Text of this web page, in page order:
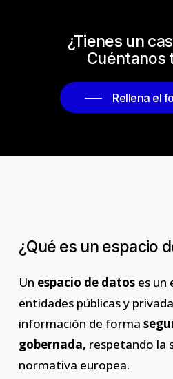
¿Tienes un
Cuéntanos
Rellena el
¿Qué es un espacio
Un espacio de datoses un
entidades públicas y
información de forma
gobernada, respetando la
normativa europea.